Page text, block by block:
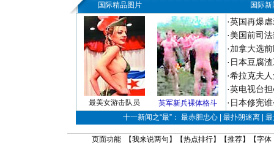
国际精品图片 国际
最美女游击队员 英军新兵裸体格斗
·英国再爆
·美国前司
·加拿大选
· 日本豆腐
·希拉克夫
·英电视台
· 日本修宪
十一新闻之“最”： 最赤胆忠心 | 最扑朔迷离 |
页面功能 【我来说两句 】【热点排行】【推荐】【字体